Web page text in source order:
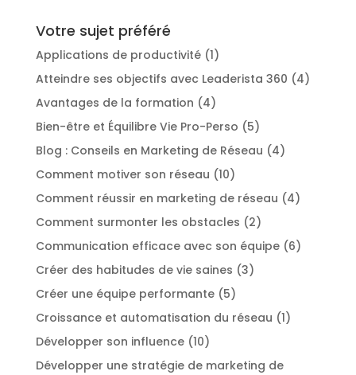
Votre sujet préféré
Applications de productivité(1)
Atteindre ses objectifs avec Leaderista 360 (4)
Avantages de la formation (4)
Bien-être et Équilibre Vie Pro-Perso (5)
Blog : Conseils en Marketing de Réseau (4)
Comment motiver son réseau (10)
Comment réussir en marketing de réseau (4)
Comment surmonter les obstacles (2)
Communication efficace avec son équipe(6)
Créer des habitudes de vie saines (3)
Créer une équipe performante(5)
Croissance et automatisation du réseau (1)
Développer son influence(10)
Développer une stratégie de marketing de